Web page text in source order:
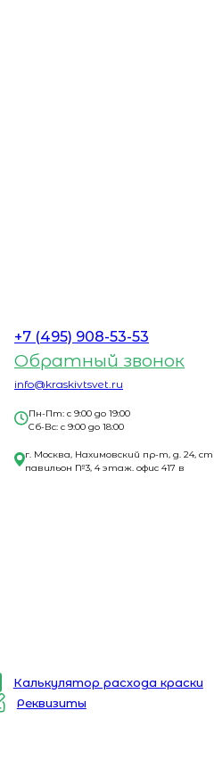
+7 (495) 908-53-53
Обратный звонок
info@kraskivtsvet.ru
Пн-Пт: с 9:00 до 19:00
Сб-Вс: с 9:00 до 18:00
г. Москва, Нахимовский пр-т, д. 24,
павильон №3, 4 этаж. офис 417 в
Калькулятор расхода краски
Реквизиты